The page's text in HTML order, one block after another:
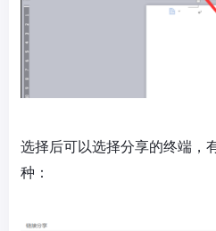
选择后可以选择分享的终端，
种：